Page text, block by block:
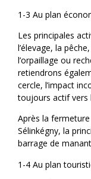
1-3 Au plan
Les principales
l’élevage, la
l’orpaillage ou
retiendrons
cercle, l’impact
toujours actif vers
Après la fermeture
Sélinkégny, la
barrage de
1-4 Au plan